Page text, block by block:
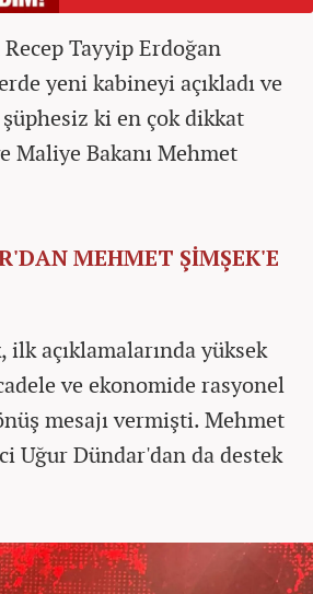
Tayyip Erdoğan
yeni kabineyi açıkladı ve
ki en çok dikkat
Maliye Bakanı Mehmet
MEHMET ŞİMŞEK'E
ilk açıklamalarında yüksek
ve ekonomide rasyonel
mesajı vermişti. Mehmet
Uğur Dündar'dan da destek